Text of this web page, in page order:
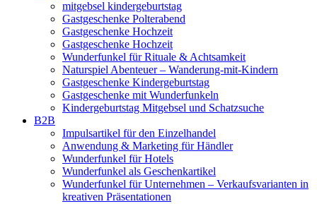
mitgebsel kindergeburtstag
Gastgeschenke Polterabend
Gastgeschenke Hochzeit
Gastgeschenke Hochzeit
Wunderfunkel für Rituale & Achtsamkeit
Naturspiel Abenteuer – Wanderung-mit-Kindern
Gastgeschenke Kindergeburtstag
Gastgeschenke mit Wunderfunkeln
Kindergeburtstag Mitgebsel und Schatzsuche
B2B
Impulsartikel für den Einzelhandel
Anwendung & Marketing für Händler
Wunderfunkel für Hotels
Wunderfunkel als Geschenkartikel
Wunderfunkel für Unternehmen – Verkaufsvarianten in
kreativen Präsentationen